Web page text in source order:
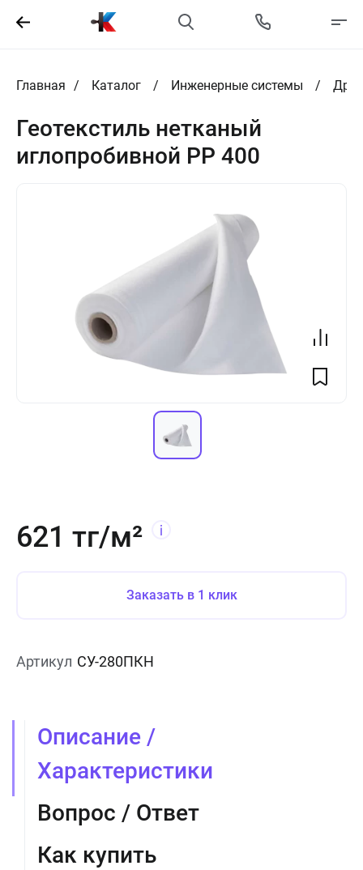
Главная Каталог Инженерные системы
Геотекстиль нетканый
иглопробивной PP 400
621 тг/м²
Заказать в 1 клик
Артикул СУ-280ПКН
Описание /
Характеристики
Вопрос / Ответ
Как купить